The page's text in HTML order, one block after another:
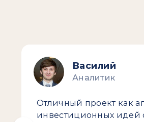
Василий
Аналитик
Отличный проект как
инвестиционных идей